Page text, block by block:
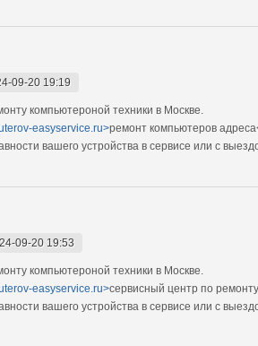
09-20 19:19
компьютероной техники в Москве.
easyservice.ru>ремонт компьютеров
вашего устройства в сервисе или с
09-20 19:53
компьютероной техники в Москве.
easyservice.ru>сервисный центр по
вашего устройства в сервисе или с